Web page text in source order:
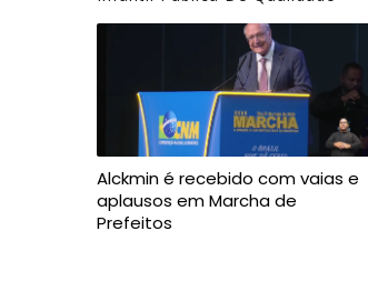
Alckmin é recebido com vaias e
aplausos em Marcha de
Prefeitos